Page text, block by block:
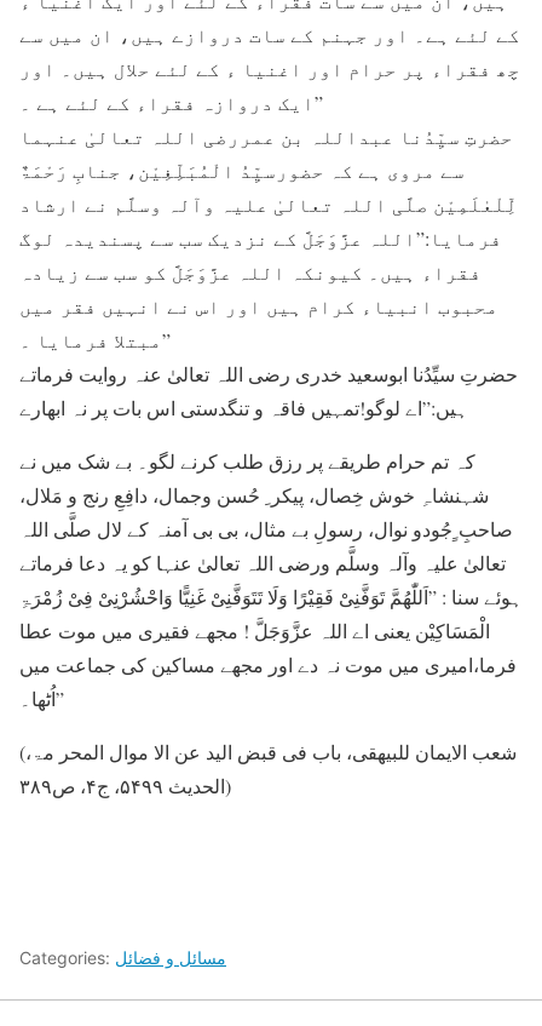
کے لئے ہے۔ اور جہنم کے سات دروازے ہیں، ان میں سے
چھ فقراء پر حرام اور اغنیا ء کے لئے حلال ہیں۔ اور
ایک دروازہ فقراء کے لئے ہے ۔”
حضرتِ سیِّدُنا عبداللہ بن عمررضی اللہ تعالیٰ عنہما
سے مروی ہے کہ حضورسیِّدُ الْمُبَلِّغِیْن، جنابِ رَحْمَۃٌ
لِّلْعٰلَمِیْن صلَّی اللہ تعالیٰ علیہ وآلہ وسلَّم نے ارشاد
فرمایا:”اللہ عزَّوَجَلَّ کے نزدیک سب سے پسندیدہ لوگ
فقراء ہیں۔ کیونکہ اللہ عزَّوَجَلَّ کو سب سے زیادہ
محبوب انبیاء کرام ہیں اور اس نے انہیں فقر میں
مبتلا فرمایا ۔”
حضرتِ سیِّدُنا ابوسعید خدری رضی اللہ تعالیٰ عنہ روایت فرماتے
ہیں:”اے لوگو!تمہیں فاقہ و تنگدستی اس بات پر نہ ابھارے
کہ تم حرام طریقے پر رزق طلب کرنے لگو۔ بے شک میں نے
شہنشاہِ خوش خِصال، پیکر ِ حُسن وجمال، دافِعِ رنج و مَلال،
صاحبِ ِِجُودو نوال، رسولِ بے مثال، بی بی آمنہ کے لال صلَّی اللہ
تعالیٰ علیہ وآلہ وسلَّم ورضی اللہ تعالیٰ عنہا کو یہ دعا فرماتے
ہوئے سنا : ”اَللّٰھُمَّ تَوَفَّنِیْ فَقِیْرًا وَلَا تَتَوَفَّنِیْ غَنِیًّا وَاحْشُرْنِیْ فِیْ زُمْرَۃِ
الْمَسَاکِیْن یعنی اے اللہ عزَّوَجَلَّ ! مجھے فقیری میں موت عطا
فرما،امیری میں موت نہ دے اور مجھے مساکین کی جماعت میں
اُٹھا۔”
(شعب الایمان للبیھقی، باب فی قبض الید عن الا موال المحر مۃ،
الحدیث ۵۴۹۹، ج۴، ص۳۸۹)
Categories: مسائل و فضائل